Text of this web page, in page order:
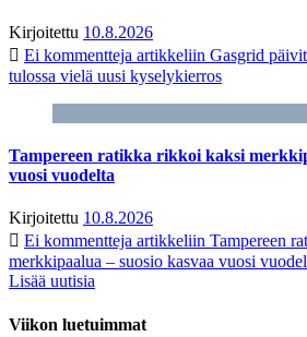
Kirjoitettu 10.8.2026
Ei kommentteja artikkeliin Gasgrid
tulossa vielä uusi kyselykierros
Tampereen ratikka rikkoi kaksi
vuosi vuodelta
Kirjoitettu 10.8.2026
Ei kommentteja artikkeliin Tampereen
merkkipaalua – suosio kasvaa vuosi
Lisää uutisia
Viikon luetuimmat